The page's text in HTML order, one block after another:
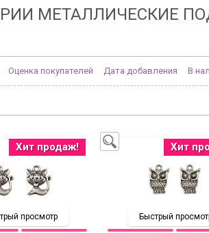
МЕТАЛЛИЧЕСКИЕ
Оценка покупателей Дата добавления В
просмотр
Хит продаж!
Быстрый
Хит